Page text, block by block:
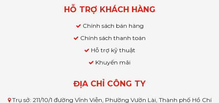
HỖ TRỢ KHÁCH HÀNG
Chính sách bán hàng
Chính sách thanh toán
Hỗ trợ kỹ thuật
Khuyến mãi
ĐỊA CHỈ CÔNG TY
Trụ sở: 211/10/1 đường Vĩnh Viễn, Phường Vườn Lài, Thành phố Hồ Chí